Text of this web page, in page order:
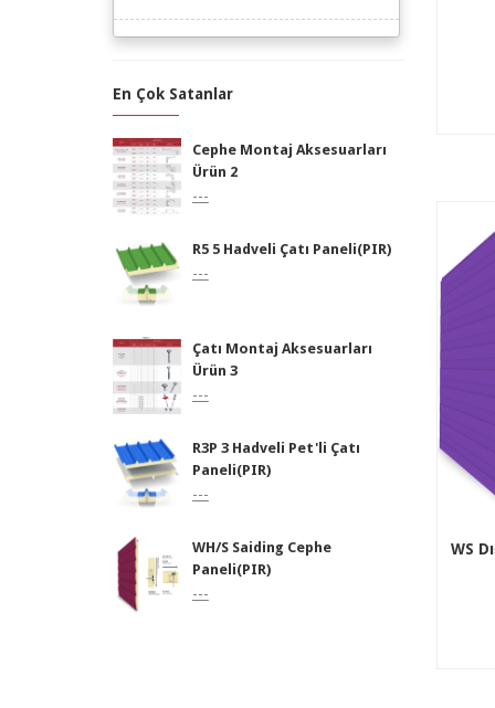
En Çok Satanlar
Cephe Montaj Aksesuarları
Ürün 2
---
R5 5 Hadveli Çatı Paneli(PIR)
---
Çatı Montaj Aksesuarları
Ürün 3
---
R3P 3 Hadveli Pet'li Çatı
Paneli(PIR)
---
WH/S Saiding Cephe
Paneli(PIR)
---
WS